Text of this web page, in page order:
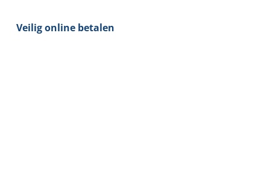
aantal
Veilig online betalen